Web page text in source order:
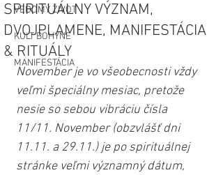
VEDOMÝ ŽIVOT
KULT BOHYNE
MANIFESTÁCIA
SPIRITUÁLNY VÝZNAM,
DVOJPLAMENE, MANIFESTÁCIA
& RITUÁLY
November je vo všeobecnosti vždy
veľmi špeciálny mesiac, pretože
nesie so sebou vibráciu čísla
11/11. November (obzvlášť dni
11.11. a 29.11.) je po spirituálnej
stránke veľmi významný dátum,